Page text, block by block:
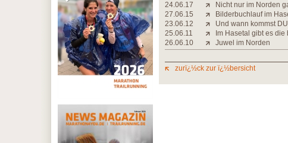
24.06.17
Nicht nur im Norden
27.06.15
Bilderbuchlauf im
23.06.12
Und wann kommst
25.06.11
Im Hasetal gibt es
26.06.10
Juwel im Norden
zurï¿½ck zur ï¿½bersicht